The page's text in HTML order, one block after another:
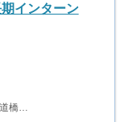
インターン
水道橋駅から徒歩1分（JR中央、総武線） 水道橋駅から徒歩6分（都営三田線）